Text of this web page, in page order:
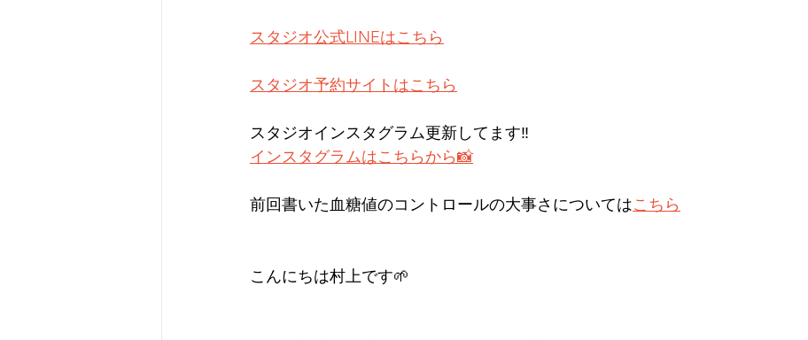
スタジオ公式LINEはこちら
スタジオ予約サイトはこちら
スタジオインスタグラム更新してます‼︎
インスタグラムはこちらから📸
前回書いた血糖値のコントロールの大事さについてはこちら
こんにちは村上です🌱